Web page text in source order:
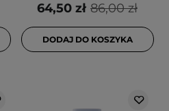
86,00 zł
64,50 zł
DODAJ DO KOSZYKA